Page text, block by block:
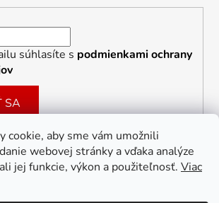
cookie, aby sme vám umožnili
webovej stránky a vďaka analýze
jej funkcie, výkon a použiteľnosť. Viac
súhlasíte s podmienkami ochrany
SA